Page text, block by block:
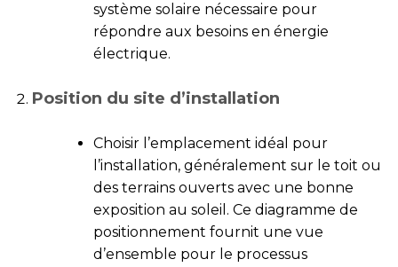
système solaire nécessaire pour
répondre aux besoins en énergie
électrique.
Position du site d’installation
Choisir l’emplacement idéal pour
l’installation, généralement sur le toit ou
des terrains ouverts avec une bonne
exposition au soleil. Ce diagramme de
positionnement fournit une vue
d’ensemble pour le processus